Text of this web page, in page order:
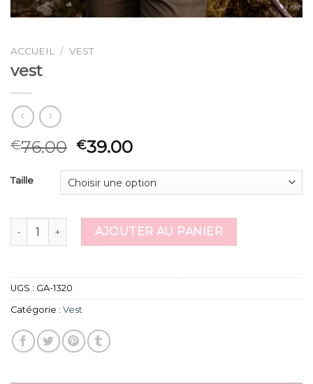
ACCUEIL / VEST
vest
€76.00 €39.00
Taille
quantité de vest AJOUTER AU PANIER
UGS : GA-1320
Catégorie : Vest